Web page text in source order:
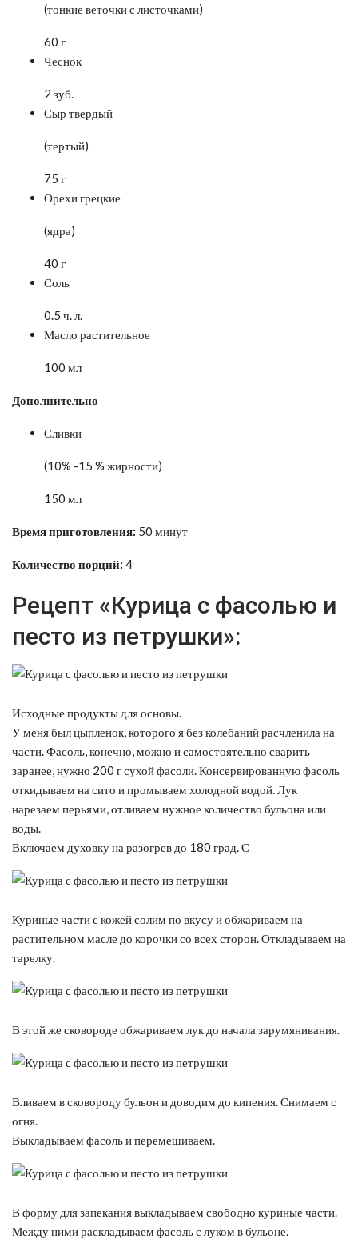
(тонкие веточки с листочками)
60 г
Чеснок
2 зуб.
Сыр твердый
(тертый)
75 г
Орехи грецкие
(ядра)
40 г
Соль
0.5 ч. л.
Масло растительное
100 мл
Дополнительно
Сливки
(10% -15 % жирности)
150 мл
Время приготовления: 50 минут
Количество порций: 4
Рецепт «Курица с фасолью и
песто из петрушки»:
Исходные продукты для основы.
У меня был цыпленок, которого я без колебаний расчленила на
части. Фасоль, конечно, можно и самостоятельно сварить
заранее, нужно 200 г сухой фасоли. Консервированную фасоль
откидываем на сито и промываем холодной водой. Лук
нарезаем перьями, отливаем нужное количество бульона или
воды.
Включаем духовку на разогрев до 180 град. С
Куриные части с кожей солим по вкусу и обжариваем на
растительном масле до корочки со всех сторон. Откладываем на
тарелку.
В этой же сковороде обжариваем лук до начала зарумянивания.
Вливаем в сковороду бульон и доводим до кипения. Снимаем с
огня.
Выкладываем фасоль и перемешиваем.
В форму для запекания выкладываем свободно куриные части.
Между ними раскладываем фасоль с луком в бульоне.